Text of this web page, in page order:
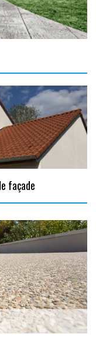
façade